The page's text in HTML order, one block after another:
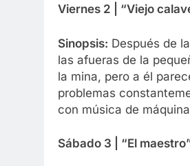
Viernes 2 | “Viejo
Sinopsis: Después de
las afueras de la
la mina, pero a él
problemas
con música de
Sábado 3 | “El